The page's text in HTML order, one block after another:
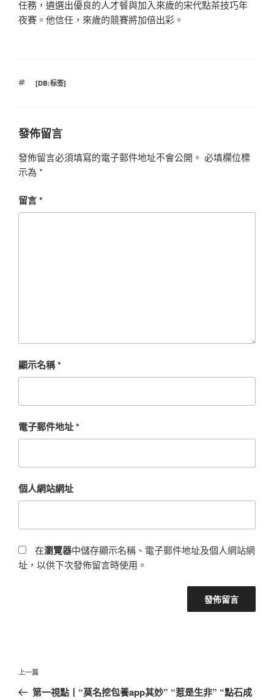
任務，遴選出優良的人才餐與加入來歲的宋代點茶技巧年
夜賽。他信任，來歲的競賽將加倍出彩。
標
[DB:标签]
發佈留言
發佈留言必須填寫的電子郵件地址不會公開。 必填欄位標
示為 *
留言*
顯示名稱*
電子郵件地址*
個人網站網址
在瀏覽器中儲存顯示名稱、電子郵件地址及個人網站網
址，以供下次發佈留言時使用。
文
上
一
上一篇
第一視點丨“莫名挖包養app其妙” “惹是生非” “點石成